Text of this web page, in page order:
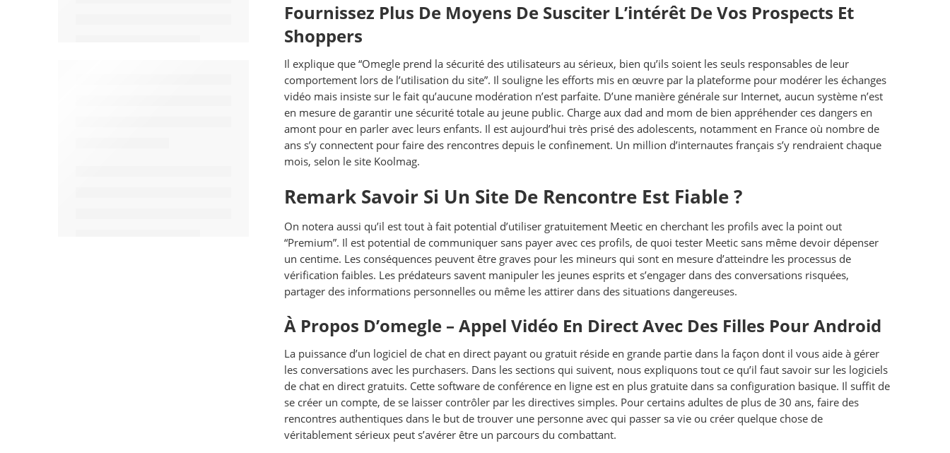
Fournissez Plus De Moyens De Susciter L’intérêt De Vos Prospects Et
Shoppers
Il explique que “Omegle prend la sécurité des utilisateurs au sérieux, bien qu’ils soient les seuls responsables de leur
comportement lors de l’utilisation du site”. Il souligne les efforts mis en œuvre par la plateforme pour modérer les échanges
vidéo mais insiste sur le fait qu’aucune modération n’est parfaite. D’une manière générale sur Internet, aucun système n’est
en mesure de garantir une sécurité totale au jeune public. Charge aux dad and mom de bien appréhender ces dangers en
amont pour en parler avec leurs enfants. Il est aujourd’hui très prisé des adolescents, notamment en France où nombre de
ans s’y connectent pour faire des rencontres depuis le confinement. Un million d’internautes français s’y rendraient chaque
mois, selon le site Koolmag.
Remark Savoir Si Un Site De Rencontre Est Fiable ?
On notera aussi qu’il est tout à fait potential d’utiliser gratuitement Meetic en cherchant les profils avec la point out
“Premium”. Il est potential de communiquer sans payer avec ces profils, de quoi tester Meetic sans même devoir dépenser
un centime. Les conséquences peuvent être graves pour les mineurs qui sont en mesure d’atteindre les processus de
vérification faibles. Les prédateurs savent manipuler les jeunes esprits et s’engager dans des conversations risquées,
partager des informations personnelles ou même les attirer dans des situations dangereuses.
À Propos D’omegle – Appel Vidéo En Direct Avec Des Filles Pour Android
La puissance d’un logiciel de chat en direct payant ou gratuit réside en grande partie dans la façon dont il vous aide à gérer
les conversations avec les purchasers. Dans les sections qui suivent, nous expliquons tout ce qu’il faut savoir sur les logiciels
de chat en direct gratuits. Cette software de conférence en ligne est en plus gratuite dans sa configuration basique. Il suffit de
se créer un compte, de se laisser contrôler par les directives simples. Pour certains adultes de plus de 30 ans, faire des
rencontres authentiques dans le but de trouver une personne avec qui passer sa vie ou créer quelque chose de
véritablement sérieux peut s’avérer être un parcours du combattant.